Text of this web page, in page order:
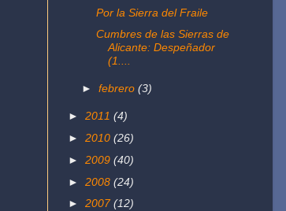
Por la Sierra del Fraile
Cumbres de las Sierras de
Alicante: Despeñador
(1....
►febrero(3)
► 2011 (4)
► 2010 (26)
► 2009 (40)
► 2008 (24)
► 2007(12)